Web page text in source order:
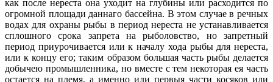
как после нереста она уходит на глубины или расходится по
огромной площади даннаго бассейна. В этом случае в речных
водах для охраны рыбы в период нереста не устанавливается
сплошного срока запрета на рыболовство, но запретный
период приурочивается или к началу хода рыбы для нереста,
или к концу его; таким образом большая часть рыбы делается
добычею промышленника, но вместе с тем некоторая ея часть
остается на племя, а именно или первыя части косяков или